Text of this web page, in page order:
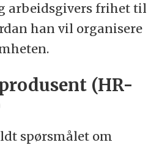
arbeidsgivers frihet til
han vil organisere
(HR-
spørsmålet om